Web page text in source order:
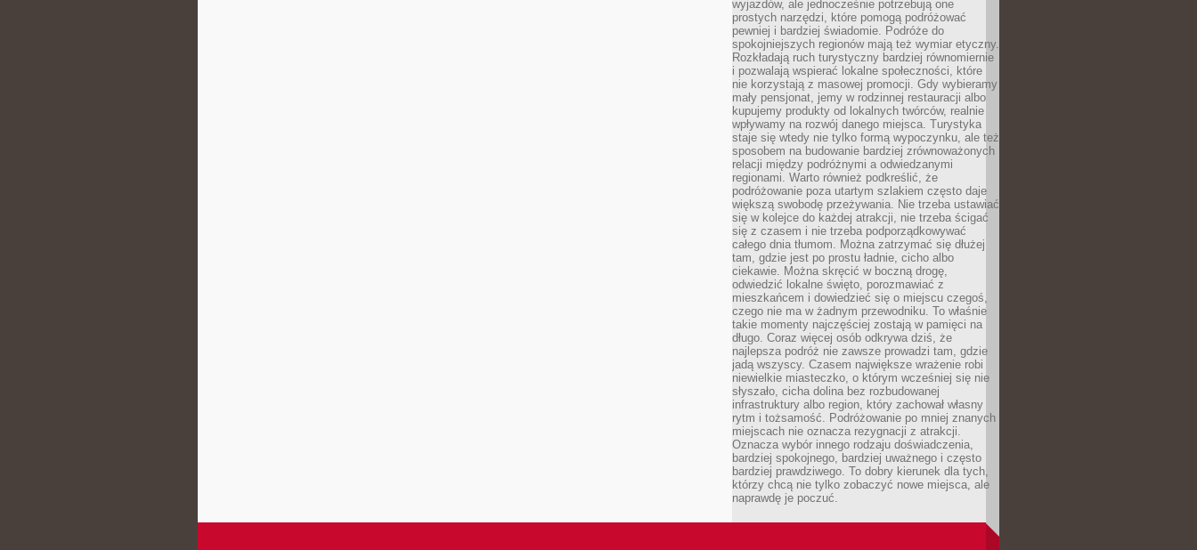
wyjazdów, ale jednocześnie potrzebują one
prostych narzędzi, które pomogą podróżować
pewniej i bardziej świadomie. Podróże do
spokojniejszych regionów mają też wymiar etyczny.
Rozkładają ruch turystyczny bardziej równomiernie
i pozwalają wspierać lokalne społeczności, które
nie korzystają z masowej promocji. Gdy wybieramy
mały pensjonat, jemy w rodzinnej restauracji albo
kupujemy produkty od lokalnych twórców, realnie
wpływamy na rozwój danego miejsca. Turystyka
staje się wtedy nie tylko formą wypoczynku, ale też
sposobem na budowanie bardziej zrównoważonych
relacji między podróżnymi a odwiedzanymi
regionami. Warto również podkreślić, że
podróżowanie poza utartym szlakiem często daje
większą swobodę przeżywania. Nie trzeba ustawiać
się w kolejce do każdej atrakcji, nie trzeba ścigać
się z czasem i nie trzeba podporządkowywać
całego dnia tłumom. Można zatrzymać się dłużej
tam, gdzie jest po prostu ładnie, cicho albo
ciekawie. Można skręcić w boczną drogę,
odwiedzić lokalne święto, porozmawiać z
mieszkańcem i dowiedzieć się o miejscu czegoś,
czego nie ma w żadnym przewodniku. To właśnie
takie momenty najczęściej zostają w pamięci na
długo. Coraz więcej osób odkrywa dziś, że
najlepsza podróż nie zawsze prowadzi tam, gdzie
jadą wszyscy. Czasem największe wrażenie robi
niewielkie miasteczko, o którym wcześniej się nie
słyszało, cicha dolina bez rozbudowanej
infrastruktury albo region, który zachował własny
rytm i tożsamość. Podróżowanie po mniej znanych
miejscach nie oznacza rezygnacji z atrakcji.
Oznacza wybór innego rodzaju doświadczenia,
bardziej spokojnego, bardziej uważnego i często
bardziej prawdziwego. To dobry kierunek dla tych,
którzy chcą nie tylko zobaczyć nowe miejsca, ale
naprawdę je poczuć.